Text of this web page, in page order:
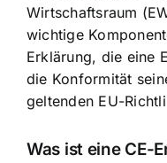
Wirtschaftsraum
wichtige
Erklärung, die eine
die Konformität
geltenden EU-
Was ist eine CE-